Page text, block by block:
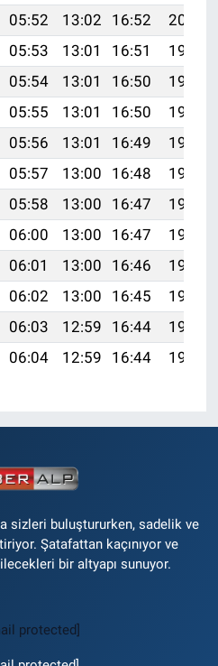
05:52 13:02 16:52
20:01
05:53 13:01 16:51
19:59
05:54 13:01 16:50
19:58
05:55 13:01 16:50
19:56
05:56 13:01 16:49
19:55
05:57 13:00 16:48
19:54
05:58 13:00 16:47
19:52
06:00 13:00 16:47
19:51
06:01 13:00 16:46
19:49
06:02 13:00 16:45
19:48
06:03 12:59 16:44
19:46
06:04 12:59 16:44 19:44
sizleri buluştururken, sadelik ve
Şatafattan kaçınıyor ve
bir altyapı sunuyor.
protected]